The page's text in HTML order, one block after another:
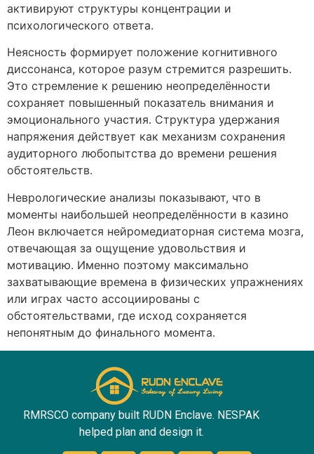
активируют структуры концентрации и
психологического ответа.
Неясность формирует положение когнитивного
диссонанса, которое разум стремится разрешить.
Это стремление к решению неопределённости
сохраняет повышенный показатель внимания и
эмоционального участия. Структура удержания
напряжения действует как механизм сохранения
аудиторного любопытства до времени решения
обстоятельств.
Неврологические анализы показывают, что в
моменты наибольшей неопределённости в казино
Леон включается нейромедиаторная система мозга,
отвечающая за ощущение удовольствия и
мотивацию. Именно поэтому максимально
захватывающие времена в физических упражнениях
или играх часто ассоциированы с
обстоятельствами, где исход сохраняется
непонятным до финального момента.
RMRSCO company built RUDN Enclave. NESPAK
helped plan and design it.